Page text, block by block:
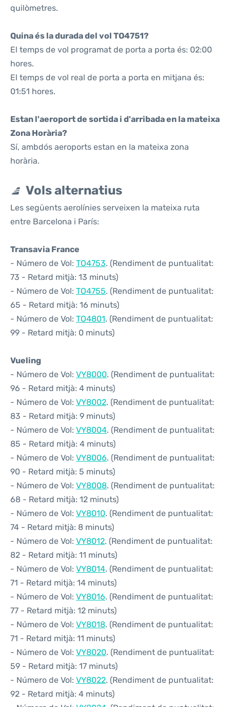
quilòmetres.
Quina és la durada del vol TO4751?
El temps de vol programat de porta a porta és: 02:00
hores.
El temps de vol real de porta a porta en mitjana és:
01:51 hores.
Estan l'aeroport de sortida i d'arribada en la mateixa
Zona Horària?
Sí, ambdós aeroports estan en la mateixa zona
horària.
Vols alternatius
Les següents aerolínies serveixen la mateixa ruta
entre Barcelona i París:
Transavia France
- Número de Vol: TO4753. (Rendiment de puntualitat:
73 - Retard mitjà: 13 minuts)
- Número de Vol: TO4755. (Rendiment de puntualitat:
65 - Retard mitjà: 16 minuts)
- Número de Vol: TO4801. (Rendiment de puntualitat:
99 - Retard mitjà: 0 minuts)
Vueling
- Número de Vol: VY8000. (Rendiment de puntualitat:
96 - Retard mitjà: 4 minuts)
- Número de Vol: VY8002. (Rendiment de puntualitat:
83 - Retard mitjà: 9 minuts)
- Número de Vol: VY8004. (Rendiment de puntualitat:
85 - Retard mitjà: 4 minuts)
- Número de Vol: VY8006. (Rendiment de puntualitat:
90 - Retard mitjà: 5 minuts)
- Número de Vol: VY8008. (Rendiment de puntualitat:
68 - Retard mitjà: 12 minuts)
- Número de Vol: VY8010. (Rendiment de puntualitat:
74 - Retard mitjà: 8 minuts)
- Número de Vol: VY8012. (Rendiment de puntualitat:
82 - Retard mitjà: 11 minuts)
- Número de Vol: VY8014. (Rendiment de puntualitat:
71 - Retard mitjà: 14 minuts)
- Número de Vol: VY8016. (Rendiment de puntualitat:
77 - Retard mitjà: 12 minuts)
- Número de Vol: VY8018. (Rendiment de puntualitat:
71 - Retard mitjà: 11 minuts)
- Número de Vol: VY8020. (Rendiment de puntualitat:
59 - Retard mitjà: 17 minuts)
- Número de Vol: VY8022. (Rendiment de puntualitat:
92 - Retard mitjà: 4 minuts)